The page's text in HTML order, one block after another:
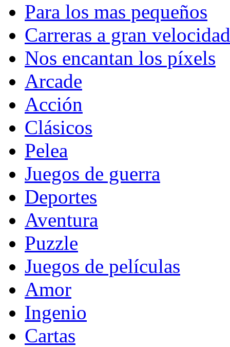
Para los mas pequeños
Carreras a gran velocidad
Nos encantan los píxels
Arcade
Acción
Clásicos
Pelea
Juegos de guerra
Deportes
Aventura
Puzzle
Juegos de películas
Amor
Ingenio
Cartas